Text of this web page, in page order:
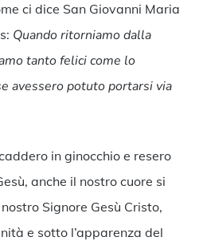
ci dice San Giovanni Maria
Quando ritorniamo dalla
tanto felici come lo
avessero potuto portarsi via
in ginocchio e resero
anche il nostro cuore si
Signore Gesù Cristo,
e sotto l’apparenza del